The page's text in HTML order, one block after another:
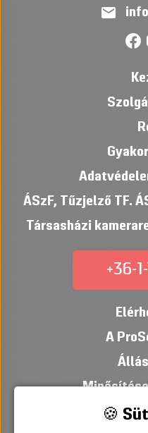
mail
ÁSzF, Tűzjelző TF.
Társasházi
+36-
A
🍪